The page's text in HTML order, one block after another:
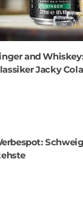
and
Jacky Cola